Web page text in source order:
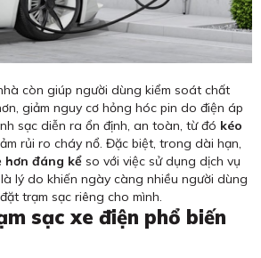
còn giúp người dùng kiểm soát chất
giảm nguy cơ hỏng hóc pin do điện áp
sạc diễn ra ổn định, an toàn, từ đó kéo
rủi ro cháy nổ. Đặc biệt, trong dài hạn,
hơn đáng kểso với việc sử dụng dịch vụ
lý do khiến ngày càng nhiều người dùng
trạm sạc riêng cho mình.
sạc xe điện phổ biến